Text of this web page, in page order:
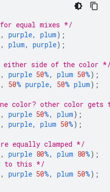
equal mixes */
, purple, plum);
, plum, purple);
either side of the color
, purple 50%, plum 50%);
, 50% purple, 50% plum);
color? other color gets
, purple 50%, plum);
, purple, plum 50%);
equally clamped */
, purple 80%, plum 80%);
to this */
, purple 50%, plum 50%);